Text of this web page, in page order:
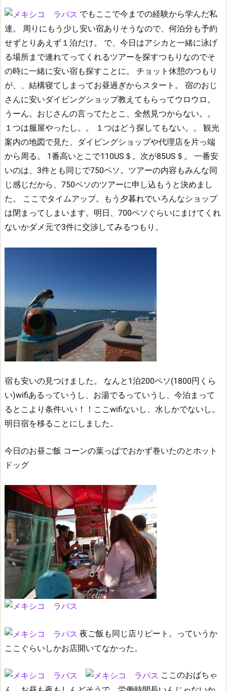
でもここで今までの経験から学んだ私
達。
周りにもう少し安い宿ありそうなので、何泊分も予約
せずとりあえず１泊だけ。
で、今日はアシカと一緒に泳げ
る場所まで連れてってくれるツアーを探すつもりなのでそ
の時に一緒に安い宿も探すことに。
チョット休憩のつもり
が、、結構寝てしまってお昼過ぎからスタート。
宿のおじ
さんに安いダイビングショップ教えてもらってウロウロ。
うーん。おじさんの言ってたとこ、全然見つからない。。
１つは服屋やったし。。
１つはどう探してもない。。
観光
案内の地図で見た、ダイビングショップや代理店を片っ端
から周る。
1番高いとこで110US＄。次が85US＄。
一番安
いのは、3件とも同じで750ペソ。ツアーの内容もみんな同
じ感じだから、750ペソのツアーに申し込もうと決めまし
た。
ここでタイムアップ。もう夕暮れでいろんなショップ
は閉まってしまいます。明日、700ペソぐらいにまけてくれ
ないかダメ元で3件に交渉してみるつもり。
宿も安いの見つけました。
なんと1泊200ペソ(1800円くら
い)wifiあるっていうし、お湯でるっていうし、今泊まって
るとこより条件いい！！ここwifiないし、水しかでないし。
明日宿を移ることにしました。
今日のお昼ご飯 コーンの葉っぱでおかず巻いたのとホット
ドッグ
夜ご飯も同じ店リピート。っていうか
ここぐらいしかお店開いてなかった。
ここのおばちゃ